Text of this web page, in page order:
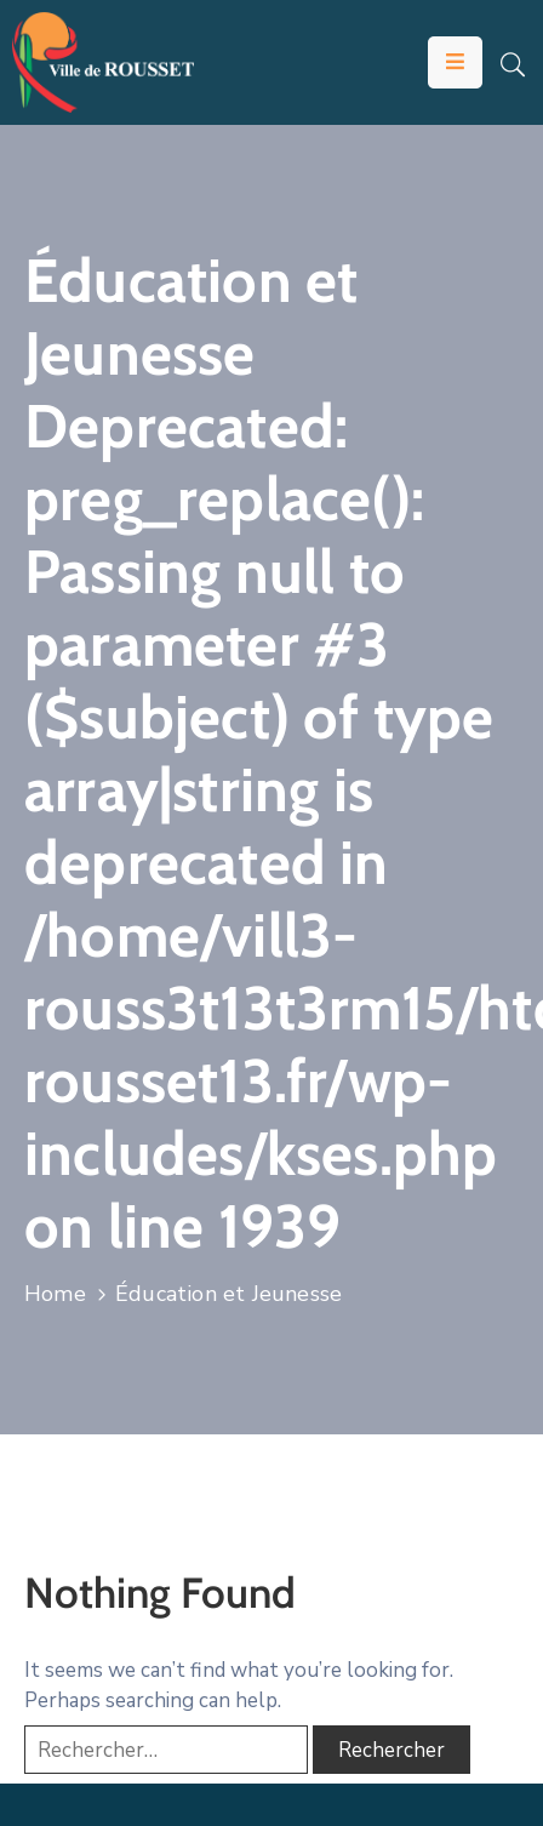
VOTRE
ROUSSET
ÉDUCATION
ET
JEUNESSE
SOLIDARITÉS
ANIMATION
CULTURE
SPORTS
Éducation et
Jeunesse
Deprecated:
preg_replace():
Passing null to
parameter #3
($subject) of type
array|string is
deprecated in
/home/vill3-
rouss3t13t3rm15/
rousset13.fr/wp-
includes/kses.php
on line 1939
Home Éducation et Jeunesse
Nothing Found
It seems we can’t find what you’re looking for.
Perhaps searching can help.